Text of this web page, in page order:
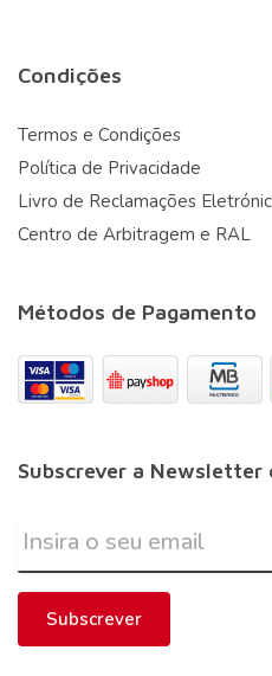
Condições
Termos e Condições
Política de Privacidade
Livro de Reclamações
Centro de Arbitragem e RAL
Métodos de Pagamento
Subscrever a Newsletter
Subscrever